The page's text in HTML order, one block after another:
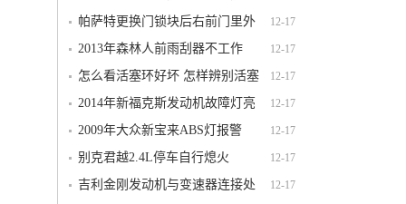
增压故障汇总
12-17
帕萨特更换门锁块后右前门里外
打不开
12-17
2013年森林人前雨刮器不工作
12-17
怎么看活塞环好坏 怎样辨别活塞
环的好坏方法介绍
12-17
2014年新福克斯发动机故障灯亮
12-17
2009年大众新宝来ABS灯报警
12-17
别克君越2.4L停车自行熄火
12-17
吉利金刚发动机与变速器连接处